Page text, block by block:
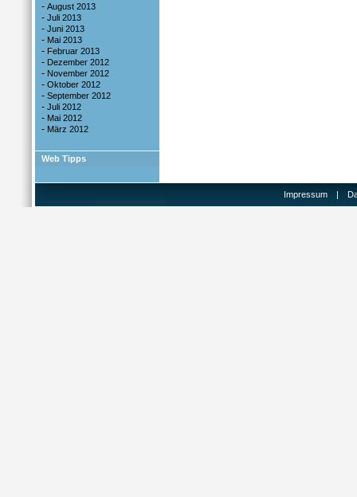
- August 2013
- Juli 2013
- Juni 2013
- Mai 2013
- Februar 2013
- Dezember 2012
- November 2012
- Oktober 2012
- September 2012
- Juli 2012
- Mai 2012
- März 2012
Web Tipps
Impressum |